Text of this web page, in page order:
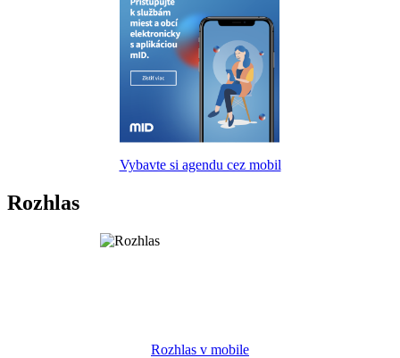
Vybavte si agendu cez mobil
Rozhlas
Rozhlas v mobile